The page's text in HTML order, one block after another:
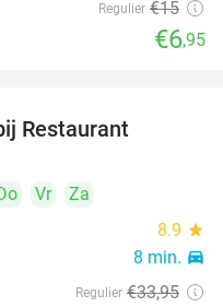
food
food
Regulier €15
€6,95
Restaurant
Vr
Za
8.9 star
8 min. directions_car
Regulier €33,95